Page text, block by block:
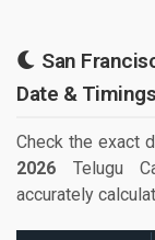
San
Date &
Check the exact
2026 Telugu
accurately